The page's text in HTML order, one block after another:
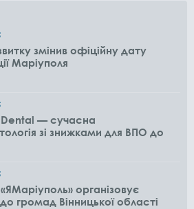
змінив офіційну дату
Маріуполя
— сучасна
зі знижками для ВПО до
організовує
до громад Вінницької області